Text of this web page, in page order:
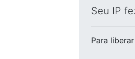
Seu IP
Para